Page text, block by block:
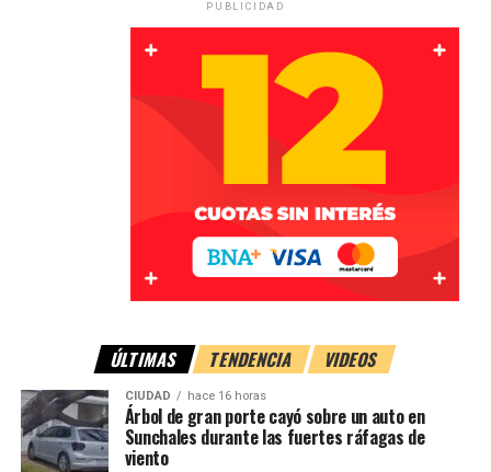
Solo hubo daños materiales
Como consecuencia de la colisión,no se registraron
personas heridas, mientras que ambos vehículos
PUBLICIDAD
ÚLTIMAS TENDENCIA VIDEOS
CIUDAD hace 16 horas
Árbol de gran porte cayó sobre un auto en
Sunchales durante las fuertes ráfagas de
viento